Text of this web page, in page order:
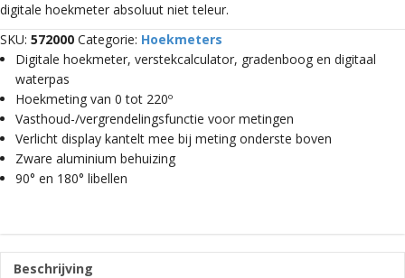
digitale hoekmeter absoluut niet teleur.
SKU: 572000 Categorie: Hoekmeters
Digitale hoekmeter, verstekcalculator, gradenboog en digitaal
waterpas
Hoekmeting van 0 tot 220º
Vasthoud-/vergrendelingsfunctie voor metingen
Verlicht display kantelt mee bij meting onderste boven
Zware aluminium behuizing
90° en 180° libellen
Beschrijving